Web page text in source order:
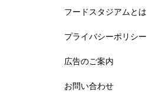
フードスタジアムとは
プライバシーポリシー
広告のご案内
お問い合わせ